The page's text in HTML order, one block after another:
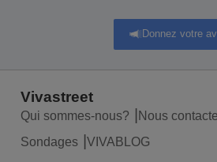
Donnez votre
Vivastreet
Qui sommes-nous? Nous
Sondages
VIVABLOG